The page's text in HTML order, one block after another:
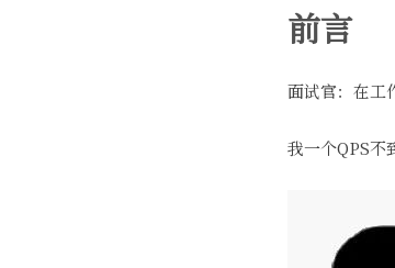
前言
面试官：在工
我一个QPS不